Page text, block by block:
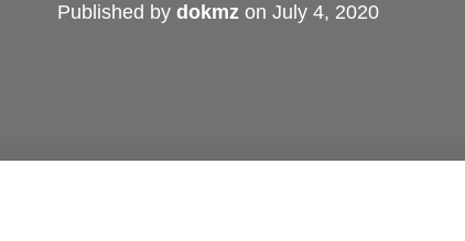
Published by dokmz on July 4, 2020